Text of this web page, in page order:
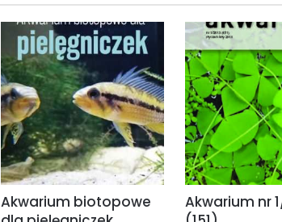
Akwarium biotopowe
Akwarium nr